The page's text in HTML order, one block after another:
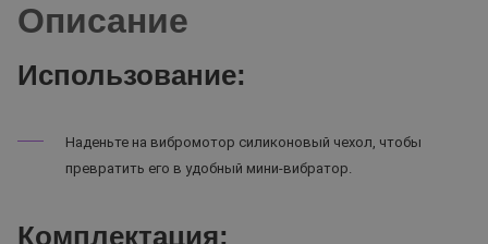
Описание
Использование:
Наденьте на вибромотор силиконовый чехол, чтобы
превратить его в удобный мини-вибратор.
Комплектация: